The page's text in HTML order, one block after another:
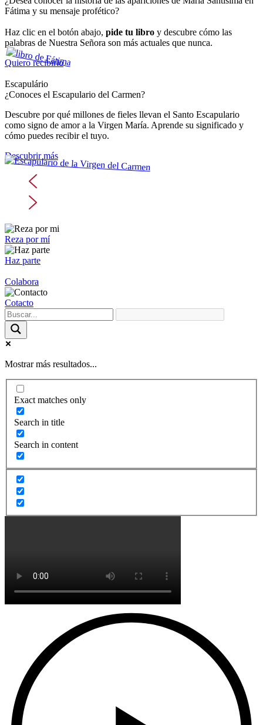
Fátima y su mensaje profético?
Haz clic en el botón abajo, pide tu libro y descubre cómo las
palabras de Nuestra Señora son más actuales que nunca.
Quiero recibirlo
Escapulário
¿Conoces el Escapulario del Carmen?
Descubre por qué millones de fieles llevan el Santo Escapulario
como signo de amor a la Virgen María. Aprende su significado y
cómo puedes recibir el tuyo.
Descubrir más
Reza por mí
Haz parte
Colabora
Cotacto
Mostrar más resultados...
Exact matches only
Search in title
Search in content